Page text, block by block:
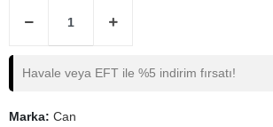
Havale veya EFT ile %5 indirim fırsatı!
Marka: Can